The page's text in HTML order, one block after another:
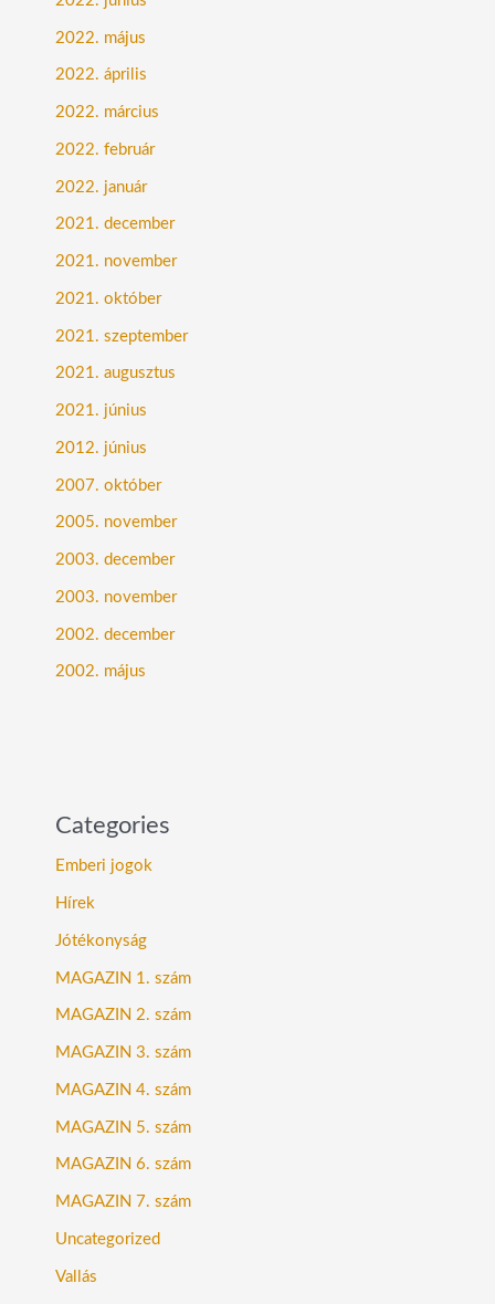
2022. május
2022. április
2022. március
2022. február
2022. január
2021. december
2021. november
2021. október
2021. szeptember
2021. augusztus
2021. június
2012. június
2007. október
2005. november
2003. december
2003. november
2002. december
2002. május
Categories
Emberi jogok
Hírek
Jótékonyság
MAGAZIN 1. szám
MAGAZIN 2. szám
MAGAZIN 3. szám
MAGAZIN 4. szám
MAGAZIN 5. szám
MAGAZIN 6. szám
MAGAZIN 7. szám
Uncategorized
Vallás